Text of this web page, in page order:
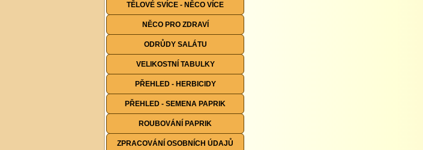
TĚLOVÉ SVÍCE - NĚCO VÍCE
NĚCO PRO ZDRAVÍ
ODRŮDY SALÁTU
VELIKOSTNÍ TABULKY
PŘEHLED - HERBICIDY
PŘEHLED - SEMENA PAPRIK
ROUBOVÁNÍ PAPRIK
ZPRACOVÁNÍ OSOBNÍCH ÚDAJŮ